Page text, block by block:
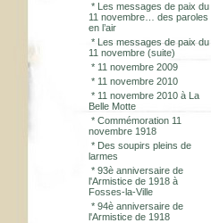
* Les messages de paix du
11 novembre… des paroles
en l’air
* Les messages de paix du
11 novembre (suite)
* 11 novembre 2009
* 11 novembre 2010
* 11 novembre 2010 à La
Belle Motte
* Commémoration 11
novembre 1918
* Des soupirs pleins de
larmes
* 93è anniversaire de
l'Armistice de 1918 à
Fosses-la-Ville
* 94è anniversaire de
l'Armistice de 1918